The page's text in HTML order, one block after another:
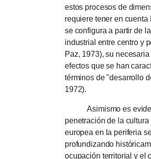
estos procesos de
requiere tener en
se configura a partir de
industrial entre centro y
Paz, 1973), su
efectos que se han
términos de "desarrollo
1972).
Asimismo es
penetración de la cultura
europea en la periferia
profundizando
ocupación territorial y el